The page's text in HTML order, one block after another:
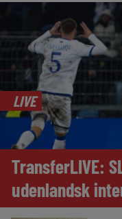
LIVE
TransferLIVE:
udenlandsk